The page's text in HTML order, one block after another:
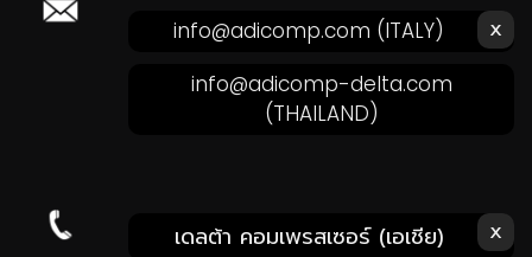
ส่งอีเมลหาเรา คลิก! x
info@adicomp.com (ITALY)
info@adicomp-delta.com
(THAILAND)
โทรหาเรา คลิก! x
เดลต้า คอมเพรสเซอร์ (เอเชีย)